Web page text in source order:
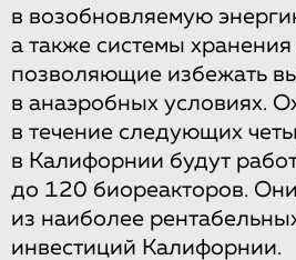
в возобновляемую
а также cистемы хранения
позволяющие избежать
в анаэробных условиях.
в течение следующих
в Калифорнии будут
до 120 биореакторов.
из наиболее
инвестиций Калифорнии.